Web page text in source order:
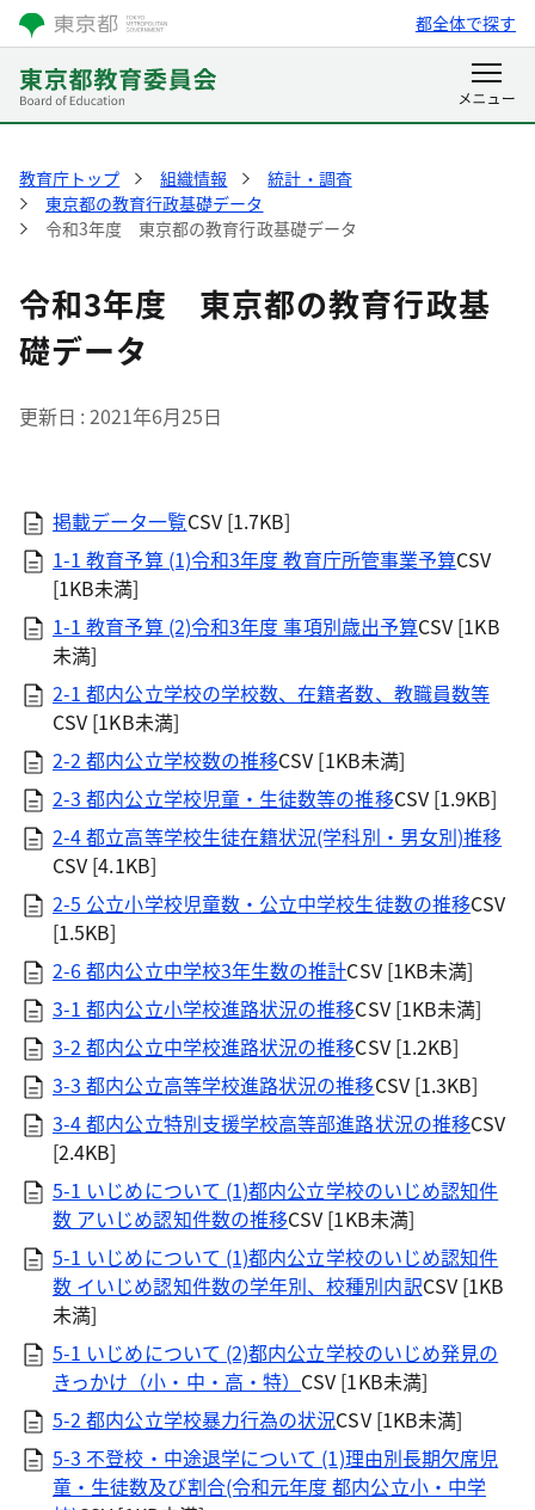
都全体で探す
教育庁トップ 組織情報
統計・調査
東京都の教育行政基礎データ
令和3年度 東京都の教育行政基礎データ
令和3年度 東京都の教育行政基
礎データ
更新日 2021年6月25日
掲載データ一覧CSV [1.7KB]
1-1 教育予算 (1)令和3年度 教育庁所管事業予算CSV
[1KB未満]
1-1 教育予算 (2)令和3年度 事項別歳出予算CSV [1KB
未満]
2-1 都内公立学校の学校数、在籍者数、教職員数等
CSV [1KB未満]
2-2 都内公立学校数の推移CSV [1KB未満]
2-3 都内公立学校児童・生徒数等の推移CSV [1.9KB]
2-4 都立高等学校生徒在籍状況(学科別・男女別)推移
CSV [4.1KB]
2-5 公立小学校児童数・公立中学校生徒数の推移CSV
[1.5KB]
2-6 都内公立中学校3年生数の推計CSV [1KB未満]
3-1 都内公立小学校進路状況の推移CSV [1KB未満]
3-2 都内公立中学校進路状況の推移CSV [1.2KB]
3-3 都内公立高等学校進路状況の推移CSV [1.3KB]
3-4 都内公立特別支援学校高等部進路状況の推移CSV
[2.4KB]
5-1 いじめについて (1)都内公立学校のいじめ認知件
数 アいじめ認知件数の推移CSV [1KB未満]
5-1 いじめについて (1)都内公立学校のいじめ認知件
数 イいじめ認知件数の学年別、校種別内訳CSV [1KB
未満]
5-1 いじめについて (2)都内公立学校のいじめ発見の
きっかけ（小・中・高・特） CSV [1KB未満]
5-2 都内公立学校暴力行為の状況CSV [1KB未満]
5-3 不登校・中途退学について (1)理由別長期欠席児
童・生徒数及び割合(令和元年度 都内公立小・中学